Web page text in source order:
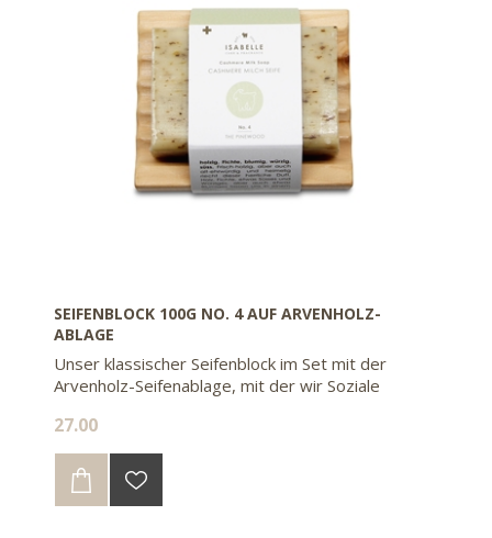
SEIFENBLOCK 100G NO. 4 AUF ARVENHOLZ-
ABLAGE
Unser klassischer Seifenblock im Set mit der
Arvenholz-Seifenablage, mit der wir Soziale
27.00